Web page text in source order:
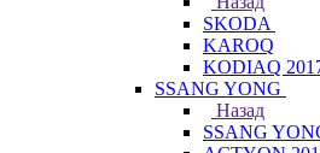
SKODA
KAROQ
KODIAQ
SSANG YONG
Назад
SSANG